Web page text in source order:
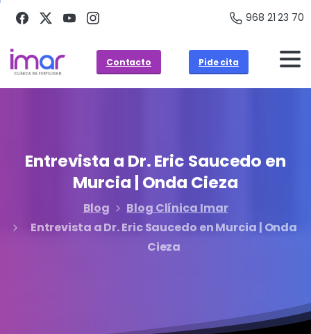
968 21 23 70
Contacto Pide cita
Entrevista a Dr.Eric Saucedo en
Murcia | Onda Cieza
Blog
Blog Clínica Imar
Entrevista a Dr. Eric Saucedo en Murcia | Onda
Cieza